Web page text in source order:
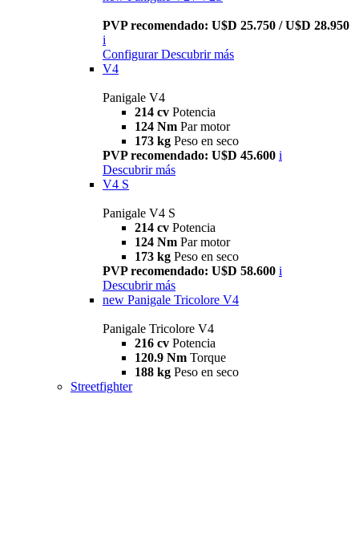
PVP recomendado: U$D 25.750 / U$D 28.950
i
Configurar Descubrir más
V4
Panigale V4
214 cv Potencia
124 Nm Par motor
173 kg Peso en seco
PVP recomendado: U$D 45.600 i
Descubrir más
V4 S
Panigale V4 S
214 cv Potencia
124 Nm Par motor
173 kg Peso en seco
PVP recomendado: U$D 58.600 i
Descubrir más
new Panigale Tricolore V4
Panigale Tricolore V4
216 cv Potencia
120.9 Nm Torque
188 kg Peso en seco
Streetfighter